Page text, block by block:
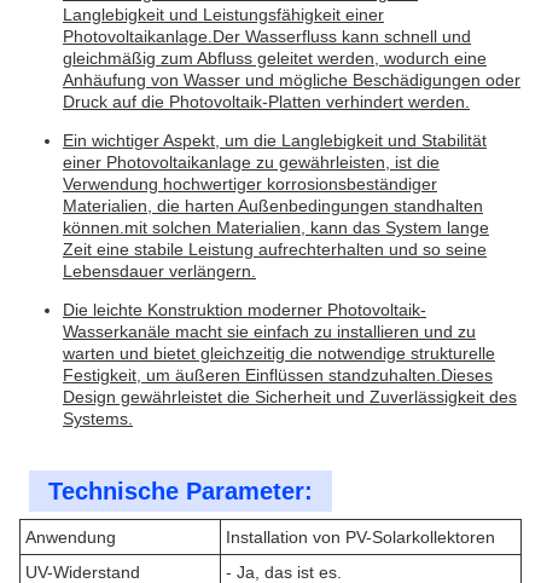
Langlebigkeit und Leistungsfähigkeit einer
Photovoltaikanlage.Der Wasserfluss kann schnell und
gleichmäßig zum Abfluss geleitet werden, wodurch eine
Anhäufung von Wasser und mögliche Beschädigungen oder
Druck auf die Photovoltaik-Platten verhindert werden.
Ein wichtiger Aspekt, um die Langlebigkeit und Stabilität
einer Photovoltaikanlage zu gewährleisten, ist die
Verwendung hochwertiger korrosionsbeständiger
Materialien, die harten Außenbedingungen standhalten
können.mit solchen Materialien, kann das System lange
Zeit eine stabile Leistung aufrechterhalten und so seine
Lebensdauer verlängern.
Die leichte Konstruktion moderner Photovoltaik-
Wasserkanäle macht sie einfach zu installieren und zu
warten und bietet gleichzeitig die notwendige strukturelle
Festigkeit, um äußeren Einflüssen standzuhalten.Dieses
Design gewährleistet die Sicherheit und Zuverlässigkeit des
Systems.
Technische Parameter:
Anwendung
Installation von PV-Solarkollektoren
UV-Widerstand
- Ja, das ist es.